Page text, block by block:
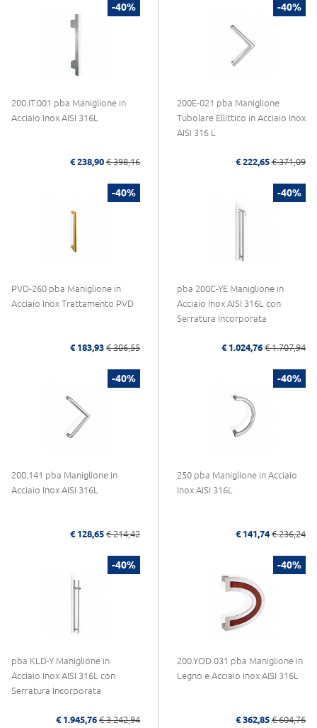
-40%
200.IT.001 pba Maniglione in
Acciaio Inox AISI 316L
€ 238,90 € 398,16
-40%
200E-021 pba Maniglione
Tubolare Ellittico in Acciaio Inox
AISI 316 L
€ 222,65 € 371,09
-40%
PVD-260 pba Maniglione in
Acciaio Inox Trattamento PVD
€ 183,93 € 306,55
-40%
pba 200C-YE Maniglione in
Acciaio Inox AISI 316L con
Serratura Incorporata
€ 1.024,76 € 1.707,94
-40%
200.141 pba Maniglione in
Acciaio Inox AISI 316L
€ 128,65 € 214,42
-40%
250 pba Maniglione in Acciaio
Inox AISI 316L
€ 141,74 € 236,24
-40%
pba KLD-Y Maniglione in
Acciaio Inox AISI 316L con
Serratura Incorporata
€ 1.945,76 € 3.242,94
-40%
200.YOD.031 pba Maniglione in
Legno e Acciaio Inox AISI 316L
€ 362,85 € 604,76